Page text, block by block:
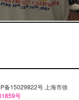
备15029822号 上海市徐
号